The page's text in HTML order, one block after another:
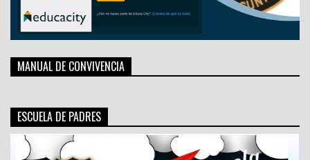
MANUAL DE CONVIVENCIA
ESCUELA DE PADRES